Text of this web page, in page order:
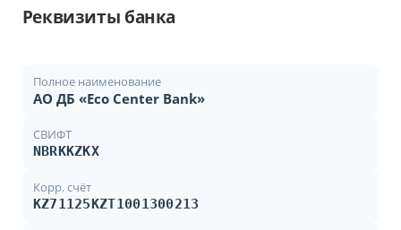
Реквизиты банка
Полное наименование
АО ДБ «Есо Center Bank»
СВИФТ
NBRKKZKX
Корр. счёт
KZ71125KZT1001300213